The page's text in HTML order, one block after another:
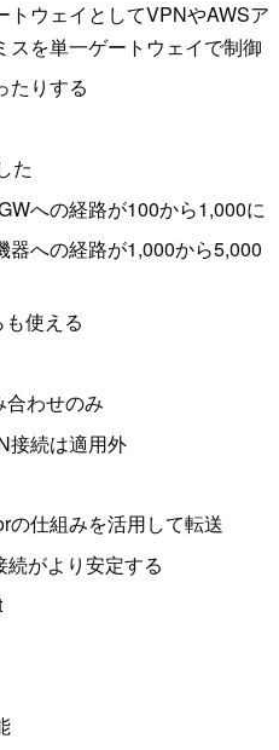
トウェイとしてVPNやAWSア
スを単一ゲートウェイで制御
たりする
た
への経路が100から1,000に
器への経路が1,000から5,000
使える
合わせのみ
接続は適用外
の仕組みを活用して転送
がより安定する